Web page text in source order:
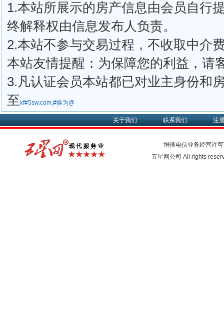
1.本站所展示的房产信息由会员自行
终解释权由信息发布人负责。
2.本站不参与交易过程，不收取中介
本站友情提醒：为保障您的利益，请
3.凡认证会员本站都已对业主身份和
至 kf#5sw.com,#换为@
关于我们 联系我们 注
增值电信业务经营许
五星网公司 All rights